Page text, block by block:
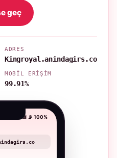
geç
ADRES
Kingroyal.anindagirs.co
MOBIL ERIŞIM
99.91%
📶 📡 100%